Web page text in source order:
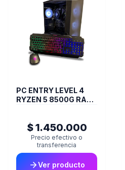
PC ENTRY LEVEL 4
RYZEN 5 8500G RAM
$ 1.450.000
Precio efectivo o
transferencia
Ver producto